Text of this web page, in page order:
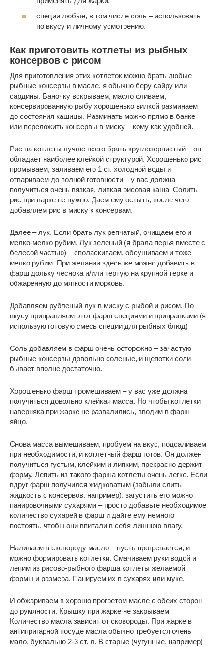
специи любые, в том числе соль – использовать
по вкусу и личному усмотрению.
Как приготовить котлеты из рыбных
консервов с рисом
Для приготовления этих котлеток можно брать любые
рыбные консервы в масле, я обычно беру сайру или
сардины. Баночку вскрываем, масло сливаем,
консервированную рыбу хорошенько вилкой разминаем
до состояния кашицы. Разминать можно прямо в банке
или переложить консервы в миску – кому как удобней.
Рис на котлеты лучше всего брать круглозернистый – он
обладает наиболее клейкой структурой. Хорошенько рис
промываем, заливаем его 1 ст. холодной воды и
отвариваем до полной готовности – у вас должна
получиться очень вязкая, липкая рисовая каша. Солить
рис при варке не нужно. Даем ему остыть, после чего
добавляем рис в миску к консервам.
Далее – лук. Если брать лук репчатый, очищаем его и
мелко-мелко рубим. Лук зеленый (я брала перья вместе с
белесой частью) – споласкиваем, обсушиваем и тоже
мелко рубим. При желании здесь же можно добавить в
фарш дольку чеснока и/или тертую на крупной терке и
обжаренную до мягкости морковь.
Добавляем рубленый лук в миску с рыбой и рисом. По
вкусу приправляем этот фарш специями и приправками (я
использую готовую смесь специи для рыбных блюд)
Соль добавляем в фарш очень осторожно – зачастую
рыбные консервы довольно соленые, и щепотки соли
бывает вполне достаточно.
Хорошенько фарш промешиваем – у вас уже должна
получиться довольно клейкая масса. Но чтобы котлетки
наверняка при жарке не развалились, вводим в фарш
яйцо.
Снова масса вымешиваем, пробуем на вкус, подсаливаем
при необходимости, и котлетный фарш готов. Он должен
получиться густым, клейким и липким, прекрасно держит
форму. Лепить из такого фарша котлеты очень легко. Если
вдруг фарш получился жидковатым (забыли слить
жидкость с консервов, например), загустить его можно
панировочными сухарями – просто добавьте необходимое
количество сухарей в фарш и дайте ему немного
постоять, чтобы они впитали в себя лишнюю влагу.
Наливаем в сковороду масло – пусть прогревается, и
можно формировать котлетки. Смачиваем руки водой и
лепим из рисово-рыбного фарша котлеты желаемой
формы и размера. Панируем их в сухарях или муке.
И обжариваем в хорошо прогретом масле с обеих сторон
до румяности. Крышку при жарке не закрываем.
Количество масла зависит от сковороды. При жарке в
антипригарной посуде масла обычно требуется очень
мало, буквально 2-3 ст. л. В старые (чугунные, например)